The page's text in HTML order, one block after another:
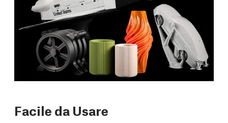
Facile da Usare